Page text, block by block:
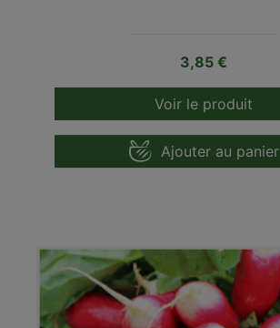
Prix
3,85 €
Voir le produit
Ajouter au panier